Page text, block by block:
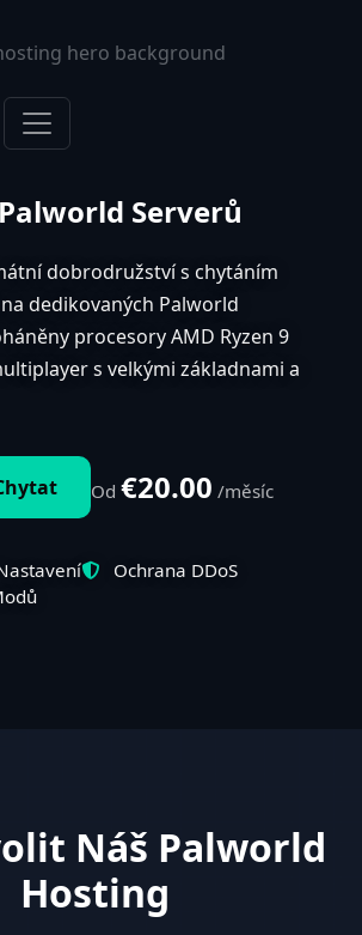
Serverů
dobrodružství s chytáním
dedikovaných Palworld
procesory AMD Ryzen 9
s velkými základnami a
Od €20.00 /měsíc
Ochrana DDoS
Náš Palworld
Hosting